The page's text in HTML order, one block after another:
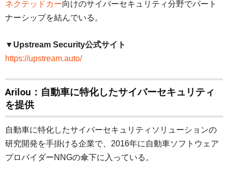
ネクテッドカー向けのサイバーセキュリティ分野でパート
ナーシップを結んでいる。
▼Upstream Security公式サイト
https://upstream.auto/
Arilou：自動車に特化したサイバーセキュリティ
を提供
自動車に特化したサイバーセキュリティソリューションの
研究開発を手掛ける企業で、2016年に自動車ソフトウェア
プロバイダーNNGの傘下に入っている。